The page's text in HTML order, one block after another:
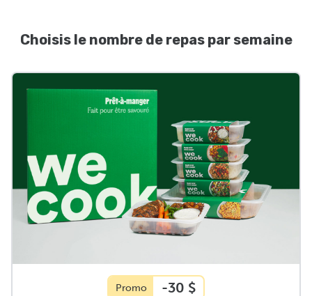
Choisis le nombre de repas par semaine
Promo -30 $